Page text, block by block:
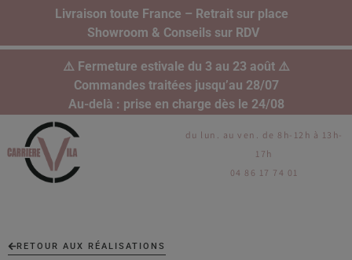
Livraison toute France – Retrait sur place
Showroom & Conseils sur RDV
⚠️ Fermeture estivale du 3 au 23 août ⚠️
Commandes traitées jusqu’au 28/07
Au-delà : prise en charge dès le 24/08
du lun. au ven. de 8h-12h à 13h-
17h
04 86 17 74 01
RETOUR AUX RÉALISATIONS